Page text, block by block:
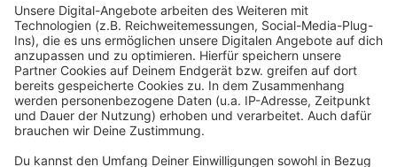
gehaltvolle Nudelsuppen nach Art ihrer Mutter –
große Portionen zu eher günstigen Preisen. Die Brühe
ist bewusst neutral gehalten, denn auf dem Tisch
stehen Essig, scharfe Soße, Salz, Soja & Co. bereit. So
kann jeder seine Suppe ganz individuell nachwürzen. Es
macht Spaß zu beobachten, wie Studenten und
Reisende hereinkommen und freudig – manchmal auch
erwartungsvoll – auf ihre Suppe warten. Viel Spaß bei